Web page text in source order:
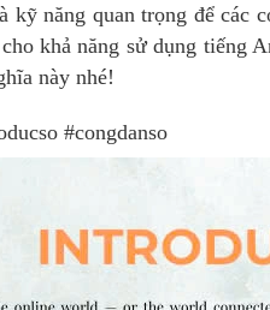
kỹ năng quan trọng để các
khả năng sử dụng tiếng
này nhé!
#congdanso